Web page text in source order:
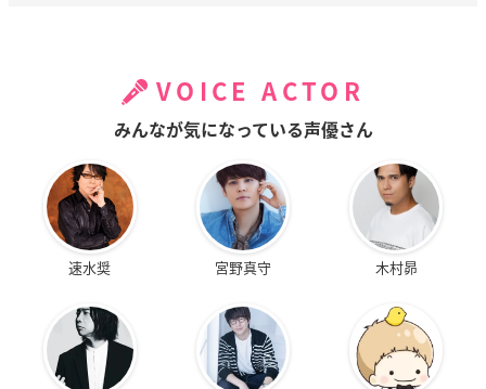
VOICE ACTOR
みんなが気になっている声優さん
速水奨 宮野真守 木村昴